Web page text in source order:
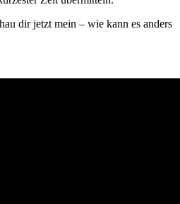
dir jetzt mein – wie kann es anders